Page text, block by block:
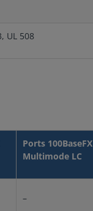
UL 508
Ports 100BaseFX
Multimode LC
–